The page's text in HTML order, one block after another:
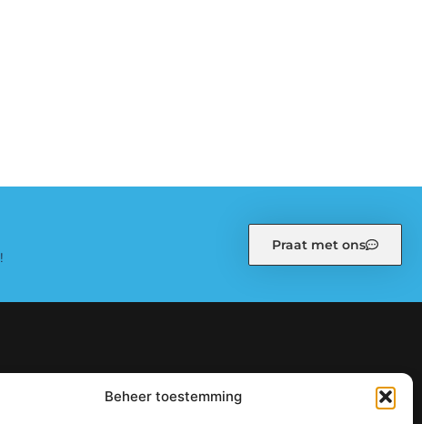
Beheer toestemming
Praat met ons
zo bouw je stap voor stap aan een sterke online autoriteit